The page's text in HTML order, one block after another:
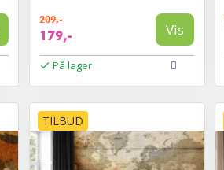
209,-
179,- Vis
På lager
TILBUD